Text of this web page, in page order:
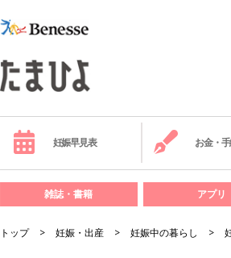
妊娠早見表 お金・
雑誌・書籍 アプリ
トップ 妊娠・出産 妊娠中の暮らし